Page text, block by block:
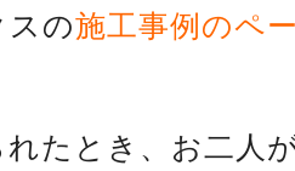
の施工事例のペ
れたとき、お二人